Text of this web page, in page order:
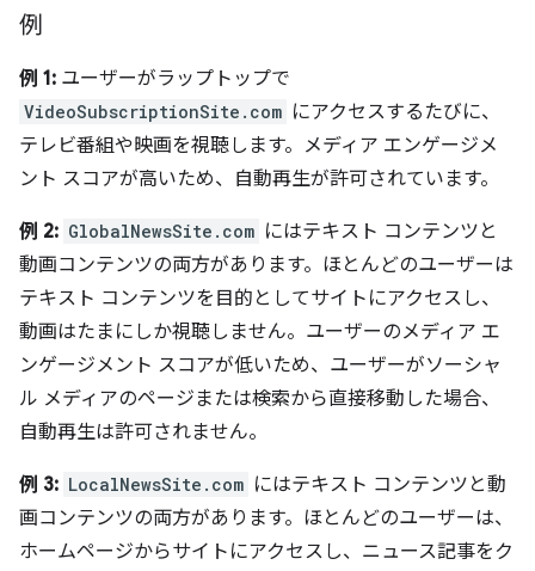
例
例 1: ユーザーがラップトップで
VideoSubscriptionSite.com にアクセスするたびに、
テレビ番組や映画を視聴します。メディア エンゲージメ
ント スコアが高いため、自動再生が許可されています。
例 2: GlobalNewsSite.com にはテキスト コンテンツと
動画コンテンツの両方があります。ほとんどのユーザーは
テキスト コンテンツを目的としてサイトにアクセスし、
動画はたまにしか視聴しません。ユーザーのメディア エ
ンゲージメント スコアが低いため、ユーザーがソーシャ
ル メディアのページまたは検索から直接移動した場合、
自動再生は許可されません。
例 3: LocalNewsSite.com にはテキスト コンテンツと動
画コンテンツの両方があります。ほとんどのユーザーは、
ホームページからサイトにアクセスし、ニュース記事をク